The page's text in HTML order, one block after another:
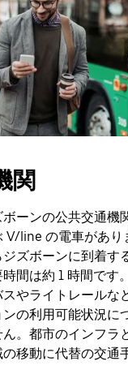
関
ボーンの公共交通機
V/line の電車があり
ジズボーンに到着す
間は約 1 時間です
やライトレールな
の利用可能状況に
。都市のインフラ
移動に代替の交通